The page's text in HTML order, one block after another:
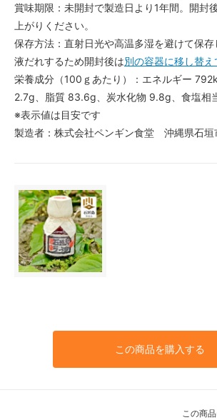
賞味期限：未開封で製造日より1年間。開封
上がりください。
保存方法：直射日光や高温多湿を避けて保
液だれするため開封後は別の容器に移し替え
栄養成分（100ｇあたり）：エネルギー
2.7g、脂質 83.6g、炭水化物 9.8g、食塩相
※表示値は目安です
製造者：株式会社ペンギン食堂 沖縄県石
この商品を購入する
この商